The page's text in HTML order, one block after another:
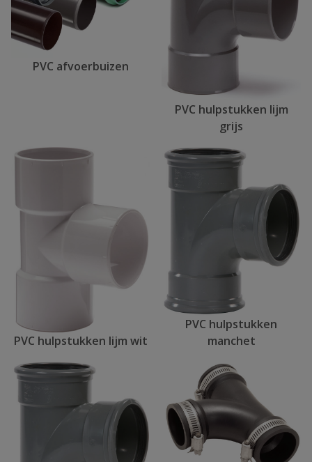
PVC afvoerbuizen
PVC hulpstukken lijm
grijs
PVC hulpstukken lijm wit
PVC hulpstukken
manchet